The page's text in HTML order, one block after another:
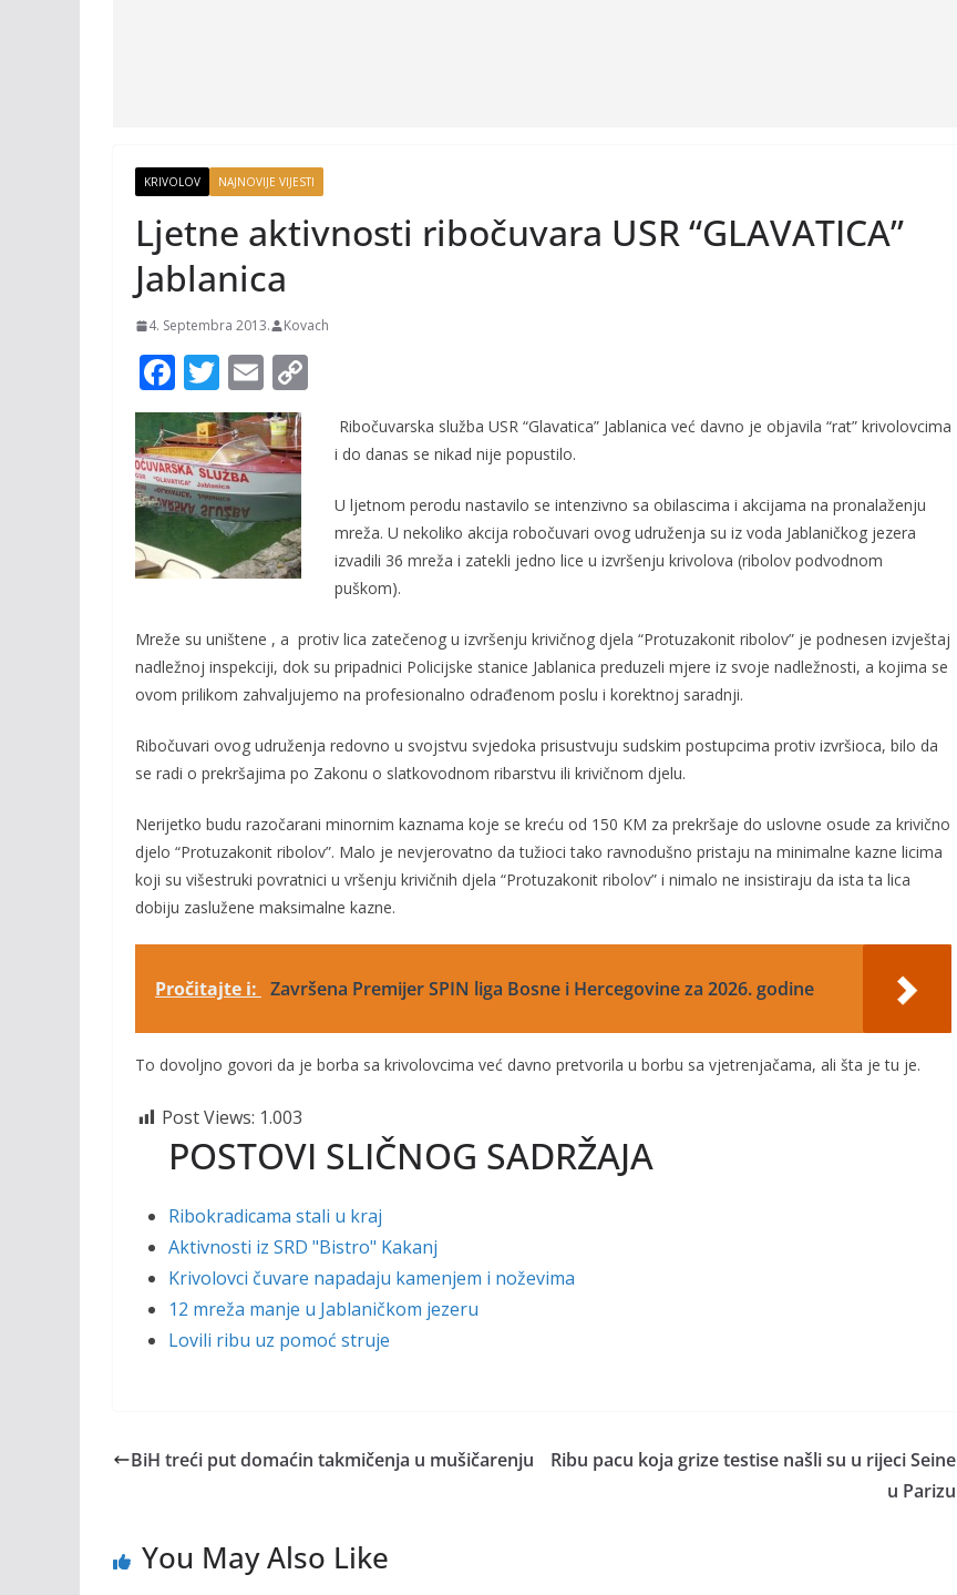
KRIVOLOV NAJNOVIJE VIJESTI
Ljetne aktivnosti ribočuvara USR “GLAVATICA”
Jablanica
4. Septembra 2013. Kovach
F
ac
e
b
o
o
k
T
w
itt
er
E
m
ai
l
Li
Ribočuvarska služba USR “Glavatica” Jablanica već davno je objavila “rat” krivolovcima
i do danas se nikad nije popustilo.
U ljetnom perodu nastavilo se intenzivno sa obilascima i akcijama na pronalaženju
mreža. U nekoliko akcija robočuvari ovog udruženja su iz voda Jablaničkog jezera
izvadili 36 mreža i zatekli jedno lice u izvršenju krivolova (ribolov podvodnom
puškom).
Mreže su uništene , a protiv lica zatečenog u izvršenju krivičnog djela “Protuzakonit ribolov” je podnesen izvještaj
nadležnoj inspekciji, dok su pripadnici Policijske stanice Jablanica preduzeli mjere iz svoje nadležnosti, a kojima se
ovom prilikom zahvaljujemo na profesionalno odrađenom poslu i korektnoj saradnji.
Ribočuvari ovog udruženja redovno u svojstvu svjedoka prisustvuju sudskim postupcima protiv izvršioca, bilo da
se radi o prekršajima po Zakonu o slatkovodnom ribarstvu ili krivičnom djelu.
Nerijetko budu razočarani minornim kaznama koje se kreću od 150 KM za prekršaje do uslovne osude za krivično
djelo “Protuzakonit ribolov”. Malo je nevjerovatno da tužioci tako ravnodušno pristaju na minimalne kazne licima
koji su višestruki povratnici u vršenju krivičnih djela “Protuzakonit ribolov” i nimalo ne insistiraju da ista ta lica
dobiju zaslužene maksimalne kazne.
Pročitajte i: Završena Premijer SPIN liga Bosne i Hercegovine za 2026. godine
To dovoljno govori da je borba sa krivolovcima već davno pretvorila u borbu sa vjetrenjačama, ali šta je tu je.
Post Views: 1.003
POSTOVI SLIČNOG SADRŽAJA
Ribokradicama stali u kraj
Aktivnosti iz SRD "Bistro" Kakanj
Krivolovci čuvare napadaju kamenjem i noževima
12 mreža manje u Jablaničkom jezeru
Lovili ribu uz pomoć struje
BiH treći put domaćin takmičenja u mušičarenju
Ribu pacu koja grize testise našli su u rijeci Seine
u Parizu
You May Also Like